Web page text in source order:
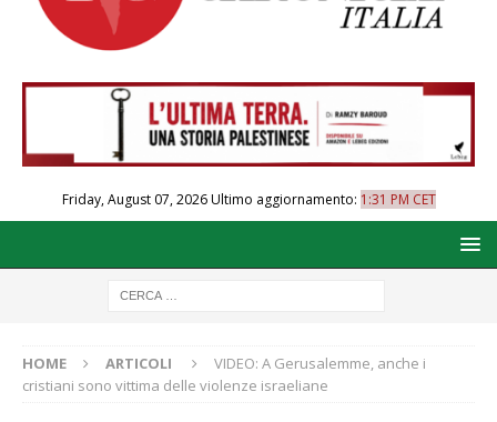
Friday, August 07, 2026Ultimo aggiornamento: 1:31 PM CET
HOME ARTICOLI
VIDEO: A Gerusalemme, anche i
cristiani sono vittima delle violenze israeliane